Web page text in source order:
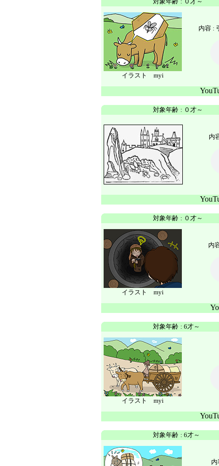
イラスト myi
内容 :
対象年齢 : ０才～
内
対象年齢 : ０才～
イラスト myi
内
対象年齢 : 6才～
イラスト myi
対象年齢 : 6才～